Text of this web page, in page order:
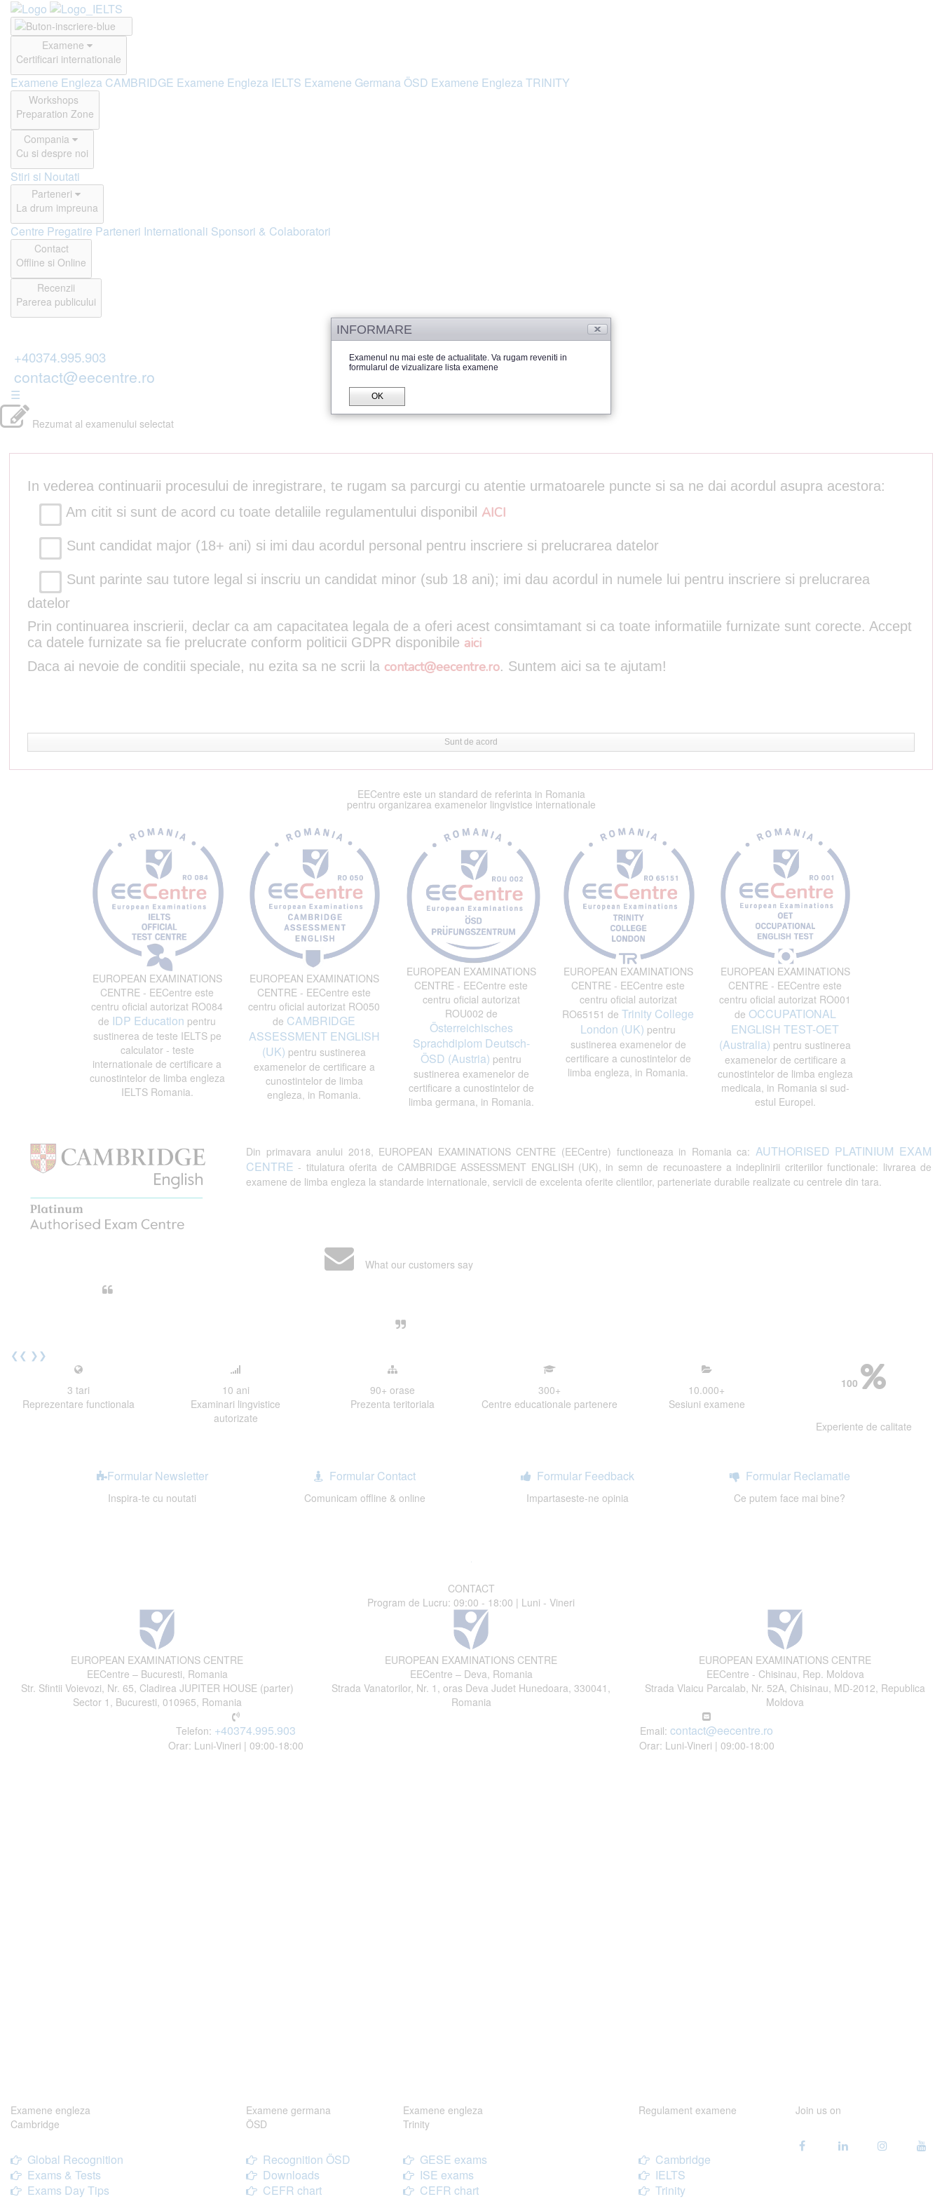
Examene
Certificari internationale
Examene Engleza CAMBRIDGE Examene Engleza IELTS Examene Germana ÖSD Examene Engleza TRINITY
Workshops
Preparation Zone
Compania
Cu si despre noi
Stiri si Noutati
Parteneri
La drum impreuna
Centre Pregatire Parteneri Internationali Sponsori & Colaboratori
Contact
Offline si Online
Recenzii
Parerea publicului
+40374.995.903
contact@eecentre.ro
☰
Rezumat al examenului selectat
In vederea continuarii procesului de inregistrare, te rugam sa parcurgi cu atentie urmatoarele puncte si sa ne dai acordul asupra acestora:
Am citit si sunt de acord cu toate detaliile regulamentului disponibil AICI
Sunt candidat major (18+ ani) si imi dau acordul personal pentru inscriere si prelucrarea datelor
Sunt parinte sau tutore legal si inscriu un candidat minor (sub 18 ani); imi dau acordul in numele lui pentru inscriere si prelucrarea
datelor
Prin continuarea inscrierii, declar ca am capacitatea legala de a oferi acest consimtamant si ca toate informatiile furnizate sunt corecte. Accept
ca datele furnizate sa fie prelucrate conform politicii GDPR disponibile aici
Daca ai nevoie de conditii speciale, nu ezita sa ne scrii la contact@eecentre.ro. Suntem aici sa te ajutam!
Sunt de acord
EECentre este un standard de referinta in Romania
pentru organizarea examenelor lingvistice internationale
EUROPEAN EXAMINATIONS
CENTRE - EECentre este
centru oficial autorizat RO084
de IDP Education pentru
sustinerea de teste IELTS pe
calculator - teste
internationale de certificare a
cunostintelor de limba engleza
IELTS Romania.
EUROPEAN EXAMINATIONS
CENTRE - EECentre este
centru oficial autorizat RO050
de CAMBRIDGE
ASSESSMENT ENGLISH
(UK) pentru sustinerea
examenelor de certificare a
cunostintelor de limba
engleza, in Romania.
EUROPEAN EXAMINATIONS
CENTRE - EECentre este
centru oficial autorizat
ROU002 de
Österreichisches
Sprachdiplom Deutsch-
ÖSD (Austria) pentru
sustinerea examenelor de
certificare a cunostintelor de
limba germana, in Romania.
EUROPEAN EXAMINATIONS
CENTRE - EECentre este
centru oficial autorizat
RO65151 de Trinity College
London (UK) pentru
sustinerea examenelor de
certificare a cunostintelor de
limba engleza, in Romania.
EUROPEAN EXAMINATIONS
CENTRE - EECentre este
centru oficial autorizat RO001
de OCCUPATIONAL
ENGLISH TEST-OET
(Australia) pentru sustinerea
examenelor de certificare a
cunostintelor de limba engleza
medicala, in Romania si sud-
estul Europei.
Din primavara anului 2018, EUROPEAN EXAMINATIONS CENTRE (EECentre) functioneaza in Romania ca: AUTHORISED PLATINIUM EXAM
CENTRE - titulatura oferita de CAMBRIDGE ASSESSMENT ENGLISH (UK), in semn de recunoastere a indeplinirii criteriilor functionale: livrarea de
examene de limba engleza la standarde internationale, servicii de excelenta oferite clientilor, parteneriate durabile realizate cu centrele din tara.
What our customers say
cu nerabdare urmatoarea sesiune de examinare.
❮❮ ❯❯
3 tari
Reprezentare functionala
10 ani
Examinari lingvistice
autorizate
90+ orase
Prezenta teritoriala
300+
Centre educationale partenere
10.000+
Sesiuni examene
100
Experiente de calitate
Formular Newsletter
Inspira-te cu noutati
Formular Contact
Comunicam offline & online
Formular Feedback
Impartaseste-ne opinia
Formular Reclamatie
Ce putem face mai bine?
CONTACT
Program de Lucru: 09:00 - 18:00 | Luni - Vineri
EUROPEAN EXAMINATIONS CENTRE
EECentre – Bucuresti, Romania
Str. Sfintii Voievozi, Nr. 65, Cladirea JUPITER HOUSE (parter)
Sector 1, Bucuresti, 010965, Romania
EUROPEAN EXAMINATIONS CENTRE
EECentre – Deva, Romania
Strada Vanatorilor, Nr. 1, oras Deva Judet Hunedoara, 330041,
Romania
EUROPEAN EXAMINATIONS CENTRE
EECentre - Chisinau, Rep. Moldova
Strada Vlaicu Parcalab, Nr. 52A, Chisinau, MD-2012, Republica
Moldova
Telefon: +40374.995.903
Orar: Luni-Vineri | 09:00-18:00
Email: contact@eecentre.ro
Orar: Luni-Vineri | 09:00-18:00
Examene engleza
Cambridge
Global Recognition
Exams & Tests
Exams Day Tips
Examene germana
ÖSD
Recognition ÖSD
Downloads
CEFR chart
Examene engleza
Trinity
GESE exams
ISE exams
CEFR chart
Regulament examene
Cambridge
IELTS
Trinity
Join us on
INFORMARE
Examenul nu mai este de actualitate. Va rugam reveniti in
formularul de vizualizare lista examene
OK